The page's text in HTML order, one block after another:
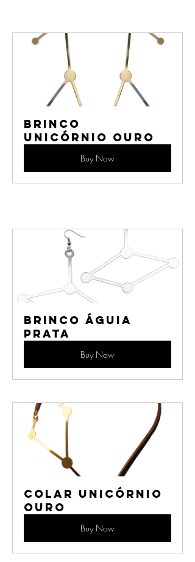
Brinco
Unicórnio Ouro
Buy Now
Brinco Águia
Prata
Buy Now
Colar Unicórnio
Ouro
Buy Now